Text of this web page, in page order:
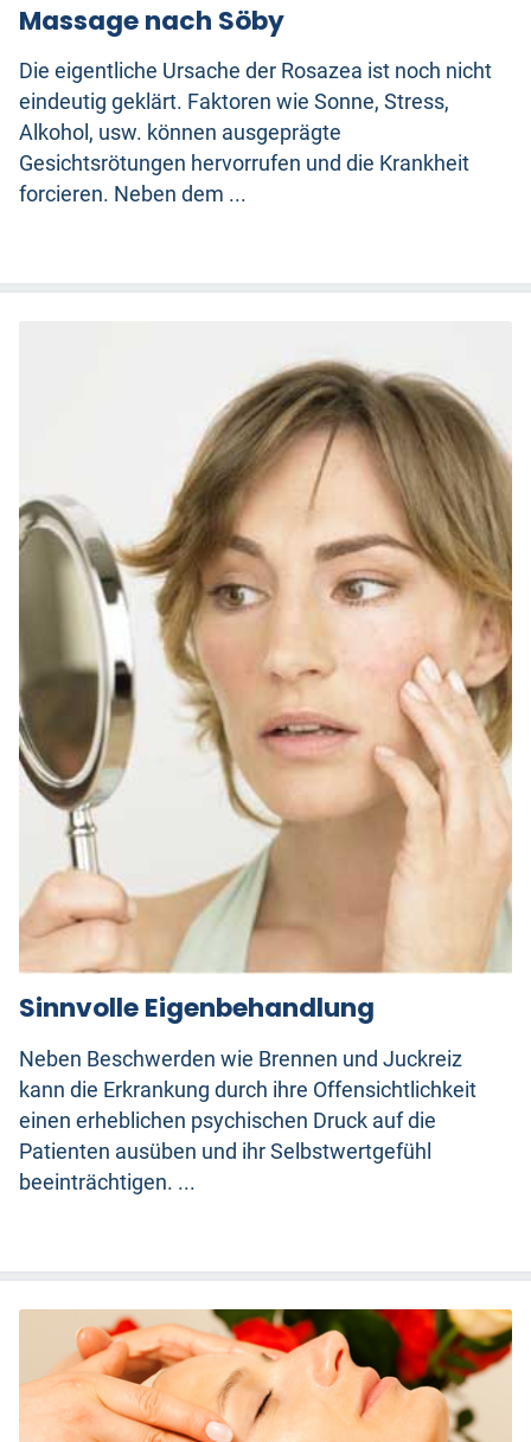
Massage nach Söby
Die eigentliche Ursache der Rosazea ist noch nicht
eindeutig geklärt. Faktoren wie Sonne, Stress,
Alkohol, usw. können ausgeprägte
Gesichtsrötungen hervorrufen und die Krankheit
forcieren. Neben dem ...
Sinnvolle Eigenbehandlung
Neben Beschwerden wie Brennen und Juckreiz
kann die Erkrankung durch ihre Offensichtlichkeit
einen erheblichen psychischen Druck auf die
Patienten ausüben und ihr Selbstwertgefühl
beeinträchtigen. ...